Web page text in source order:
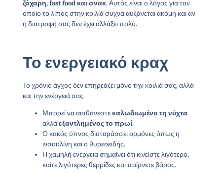
ζάχαρη, fast food και σνακ. Αυτός είναι ο λόγος για τον
οποίο το λίπος στην κοιλιά συχνά αυξάνεται ακόμη και αν
η διατροφή σας δεν έχει αλλάξει πολύ.
Το ενεργειακό κραχ
Το χρόνιο άγχος δεν επηρεάζει μόνο την κοιλιά σας, αλλά
και την ενέργειά σας.
Μπορεί να αισθάνεστε καλωδιωμένο τη νύχτα
αλλάεξαντλημένος το πρωί.
Ο κακός ύπνος διαταράσσει ορμόνες όπως η
ινσουλίνη και ο θυρεοειδής.
Η χαμηλή ενέργεια σημαίνει ότι κινείστε λιγότερο,
καίτε λιγότερες θερμίδες και παίρνετε βάρος.